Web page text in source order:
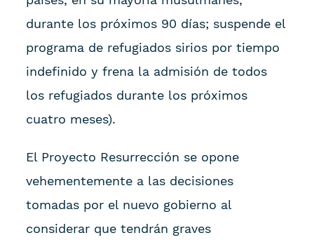
durante los próximos 90 días; suspende el
programa de refugiados sirios por tiempo
indefinido y frena la admisión de todos
los refugiados durante los próximos
cuatro meses).
El Proyecto Resurrección se opone
vehementemente a las decisiones
tomadas por el nuevo gobierno al
considerar que tendrán graves